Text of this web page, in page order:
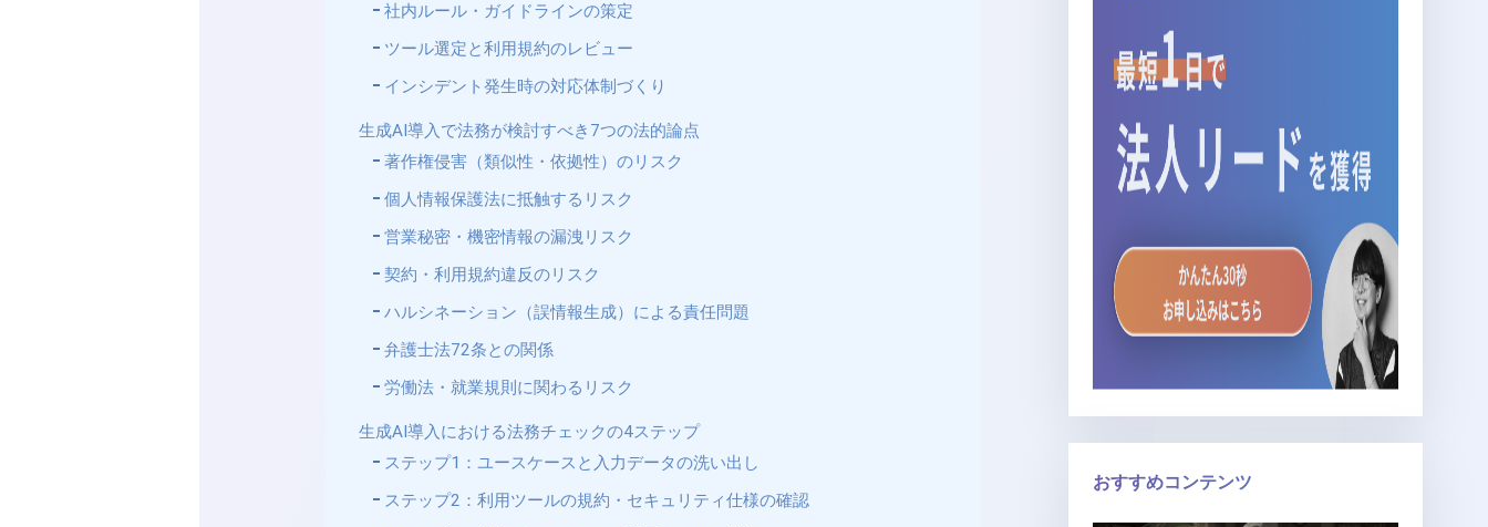
社内ルール・ガイドラインの策定
ツール選定と利用規約のレビュー
インシデント発生時の対応体制づくり
生成AI導入で法務が検討すべき7つの法的論点
著作権侵害（類似性・依拠性）のリスク
個人情報保護法に抵触するリスク
営業秘密・機密情報の漏洩リスク
契約・利用規約違反のリスク
ハルシネーション（誤情報生成）による責任問題
弁護士法72条との関係
労働法・就業規則に関わるリスク
生成AI導入における法務チェックの4ステップ
ステップ1：ユースケースと入力データの洗い出し
ステップ2：利用ツールの規約・セキュリティ仕様の確認
おすすめコンテンツ